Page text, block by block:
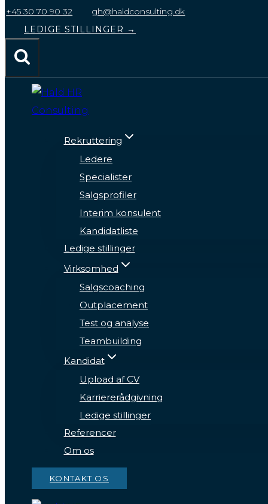
til
indhold
+45 30 70 90 32
gh@haldconsulting.dk
LEDIGE STILLINGER →
Rekruttering
Ledere
Specialister
Salgsprofiler
Interim konsulent
Kandidatliste
Ledige stillinger
Virksomhed
Salgscoaching
Outplacement
Test og analyse
Teambuilding
Kandidat
Upload af CV
Karriererådgivning
Ledige stillinger
Referencer
Om os
KONTAKT OS